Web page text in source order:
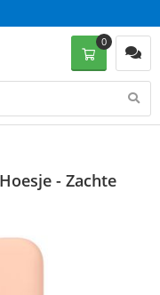
0
- Zachte